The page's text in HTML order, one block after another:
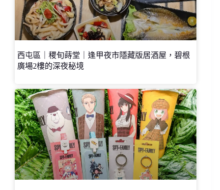
西屯區｜稷旬蒔堂｜逢甲夜市隱藏版居酒屋，碧根
廣場2樓的深夜秘境